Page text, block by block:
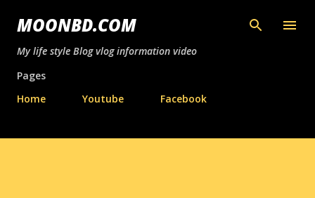
সরাসরি প্রধান সামগ্রীতে চলে যান
MOONBD.COM
My life style Blog vlog information video
Pages
Home
Youtube Facebook